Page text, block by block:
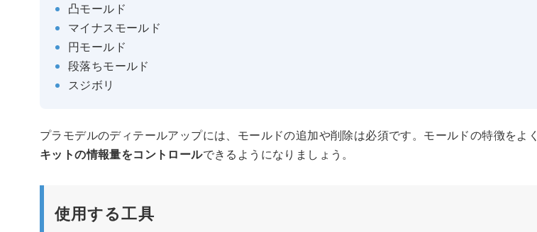
凸モールド
マイナスモールド
円モールド
段落ちモールド
スジボリ
プラモデルのディテールアップには、モールドの追加や削除は必須です。モールドの特徴をよ
キットの情報量をコントロールできるようになりましょう。
使用する工具